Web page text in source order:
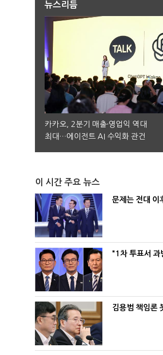
뉴스리듬
카카오, 2분기 매출·영업익 역대
최대…에이전트 AI 수익화 관건
이 시간 주요 뉴스
문제는 전대 이
"1차 투표서
김용범 책임론